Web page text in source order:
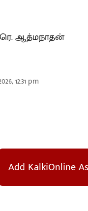
ரெ. ஆத்மநாதன்
12:31 pm
Add KalkiOnline